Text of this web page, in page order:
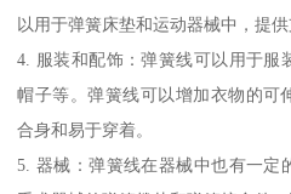
以用于弹簧床垫和运动器械中，提供
4. 服装和配饰：弹簧线可以用于服
帽子等。弹簧线可以增加衣物的可
合身和易于穿着。
5. 器械：弹簧线在器械中也有一定